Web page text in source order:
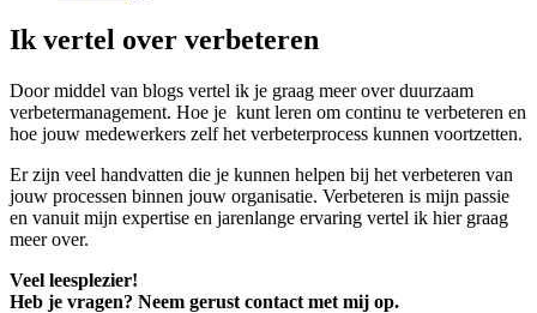
Ik vertel over verbeteren
Door middel van blogs vertel ik je graag meer over duurzaam
verbetermanagement. Hoe je kunt leren om continu te verbeteren en
hoe jouw medewerkers zelf het verbeterprocess kunnen voortzetten.
Er zijn veel handvatten die je kunnen helpen bij het verbeteren van
jouw processen binnen jouw organisatie. Verbeteren is mijn passie
en vanuit mijn expertise en jarenlange ervaring vertel ik hier graag
meer over.
Veel leesplezier!
Heb je vragen? Neem gerust contact met mij op.